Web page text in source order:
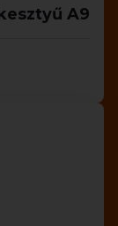
A9